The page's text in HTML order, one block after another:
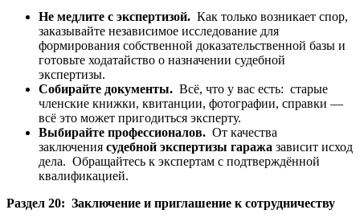
Не медлите с экспертизой. Как только возникает спор,
заказывайте независимое исследование для
формирования собственной доказательственной базы и
готовьте ходатайство о назначении судебной
экспертизы.
Собирайте документы. Всё, что у вас есть: старые
членские книжки, квитанции, фотографии, справки —
всё это может пригодиться эксперту.
Выбирайте профессионалов. От качества
заключения судебной экспертизы гаража зависит исход
дела. Обращайтесь к экспертам с подтверждённой
квалификацией.
Раздел 20: Заключение и приглашение к сотрудничеству